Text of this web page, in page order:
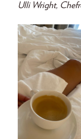
Ulli Wright,